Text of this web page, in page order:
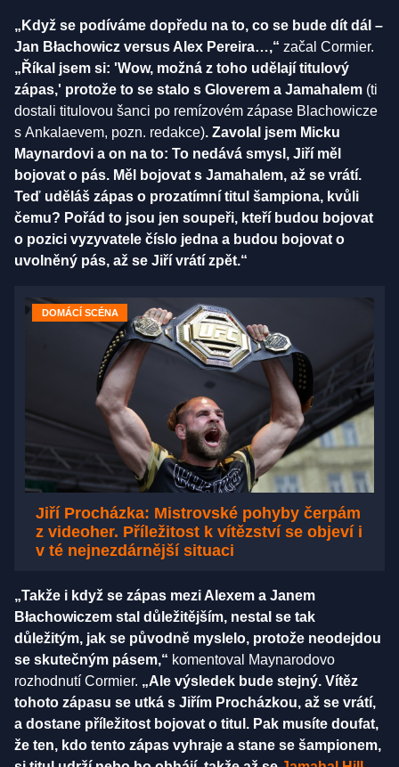
„Když se podíváme dopředu na to, co se bude dít dál –
Jan Błachowicz versus Alex Pereira…,“ začal Cormier.
„Říkal jsem si: 'Wow, možná z toho udělají titulový
zápas,' protože to se stalo s Gloverem a Jamahalem (ti
dostali titulovou šanci po remízovém zápase Blachowicze
s Ankalaevem, pozn. redakce). Zavolal jsem Micku
Maynardovi a on na to: To nedává smysl, Jiří měl
bojovat o pás. Měl bojovat s Jamahalem, až se vrátí.
Teď uděláš zápas o prozatímní titul šampiona, kvůli
čemu? Pořád to jsou jen soupeři, kteří budou bojovat
o pozici vyzyvatele číslo jedna a budou bojovat o
uvolněný pás, až se Jiří vrátí zpět.“
DOMÁCÍ SCÉNA
Jiří Procházka: Mistrovské pohyby čerpám
z videoher. Příležitost k vítězství se objeví i
v té nejnezdárnější situaci
„Takže i když se zápas mezi Alexem a Janem
Błachowiczem stal důležitějším, nestal se tak
důležitým, jak se původně myslelo, protože neodejdou
se skutečným pásem,“ komentoval Maynarodovo
rozhodnutí Cormier. „Ale výsledek bude stejný. Vítěz
tohoto zápasu se utká s Jiřím Procházkou, až se vrátí,
a dostane příležitost bojovat o titul. Pak musíte doufat,
že ten, kdo tento zápas vyhraje a stane se šampionem,